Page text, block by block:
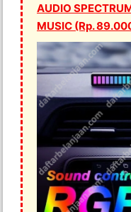
AUDIO
MUSIC (Rp.